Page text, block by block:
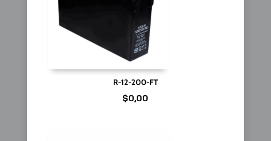
R-12-200-FT
$0,00